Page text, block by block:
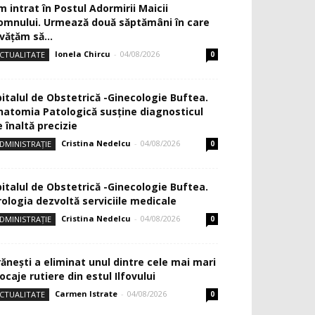
intrat în Postul Adormirii Maicii
Urmează două săptămâni în care
să...
Ionela Chircu - 04/08/2026 0
de Obstetrică -Ginecologie Buftea.
Patologică susţine diagnosticul
înaltă precizie
Cristina Nedelcu - 04/08/2026 0
de Obstetrică -Ginecologie Buftea.
dezvoltă serviciile medicale
Cristina Nedelcu - 04/08/2026 0
a eliminat unul dintre cele mai mari
rutiere din estul Ilfovului
Carmen Istrate - 04/08/2026 0